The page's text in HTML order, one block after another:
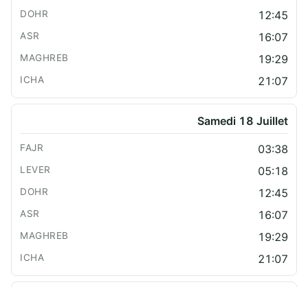
12:45
16:07
19:29
21:07
Samedi 18 Juillet
03:38
05:18
12:45
16:07
19:29
21:07